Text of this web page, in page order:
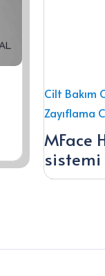
Cilt Bakım
Zayıflama
MFace
sistemi